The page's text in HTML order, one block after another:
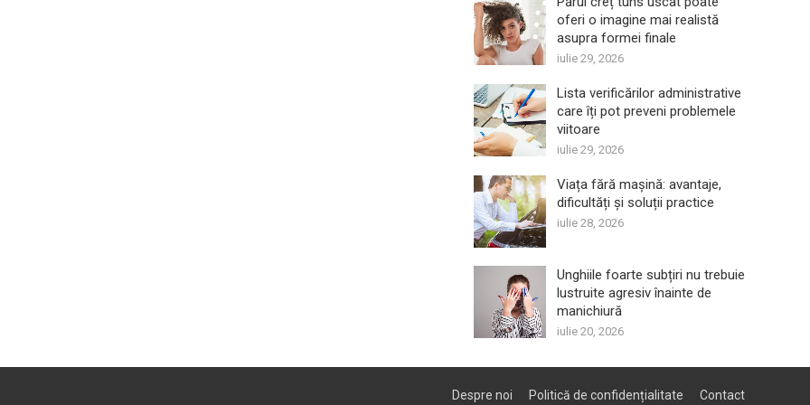
oferi o imagine mai realistă
asupra formei finale
iulie 29, 2026
Lista verificărilor administrative
care îți pot preveni problemele
viitoare
iulie 29, 2026
Viața fără mașină: avantaje,
dificultăți și soluții practice
iulie 28, 2026
Unghiile foarte subțiri nu trebuie
lustruite agresiv înainte de
manichiură
iulie 20, 2026
Despre noi Politică de confidențialitate Contact